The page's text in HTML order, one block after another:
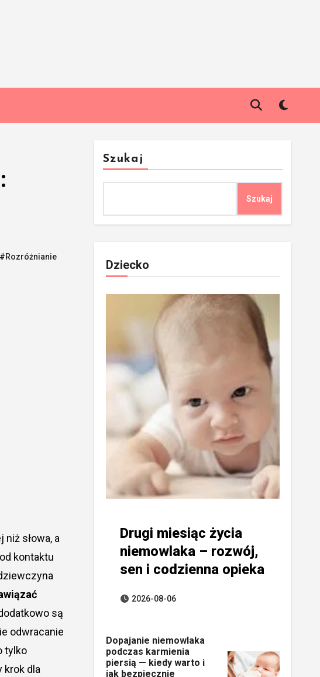
#Rozróżnianie
kontaktu
są
odwracanie
tylko
krok dla
Szukaj
Szukaj
Dziecko
Drugi miesiąc życia
niemowlaka – rozwój,
sen i codzienna opieka
2026-08-06
Dopajanie niemowlaka
podczas karmienia
piersią — kiedy warto i
jak bezpiecznie